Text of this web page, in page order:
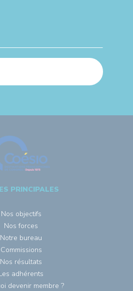
PRINCIPALES
Nos objectifs
Nos forces
Notre bureau
Commissions
Nos résultats
adhérents
devenir membre ?